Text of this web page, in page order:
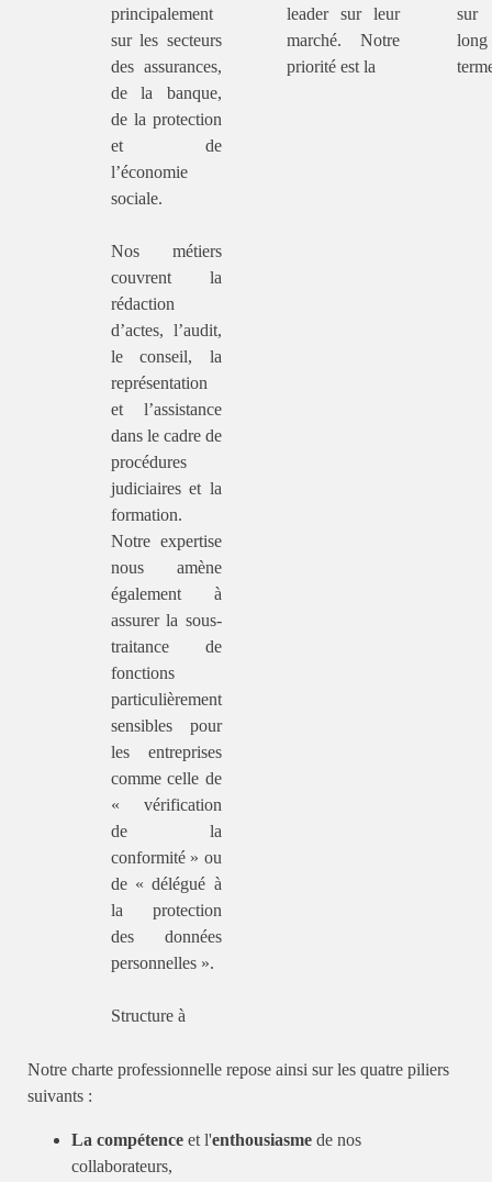
principalement
sur les secteurs
des assurances,
de la banque,
de la protection
et de
l’économie
sociale.
Nos métiers
couvrent la
rédaction
d’actes, l’audit,
le conseil, la
représentation
et l’assistance
dans le cadre de
procédures
judiciaires et la
formation.
Notre expertise
nous amène
également à
assurer la sous-
traitance de
fonctions
particulièrement
sensibles pour
les entreprises
comme celle de
« vérification
de la
conformité » ou
de « délégué à
la protection
des données
personnelles ».
Structure à
leader sur leur
marché. Notre
priorité est la
long
Notre charte professionnelle repose ainsi sur les quatre piliers
suivants :
La compétenceet l'enthousiasme de nos
collaborateurs,